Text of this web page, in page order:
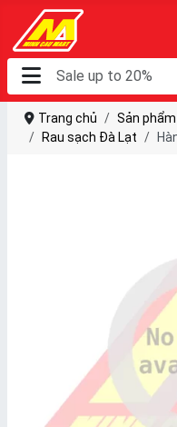
Trang chủ Sản phẩm
Rau sạch Đà Lạt